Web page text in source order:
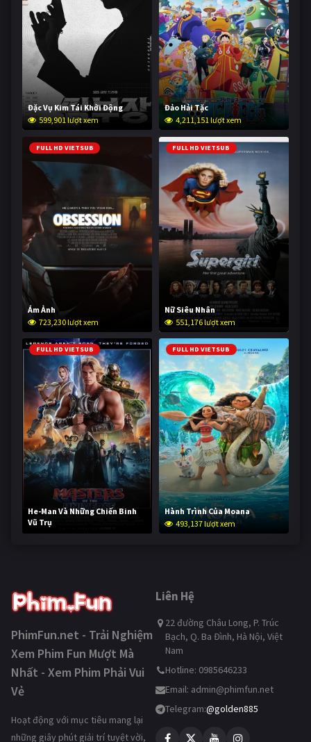
Đặc Vụ Kim Tái Khởi Động
599,901 lượt xem
Đảo Hải Tặc
4,211,151 lượt xem
FULL HD VIETSUB
Ám Ảnh
723,230 lượt xem
FULL HD VIETSUB
Nữ Siêu Nhân
551,176 lượt xem
FULL HD VIETSUB
He-Man Và Những Chiến Binh
Vũ Trụ
242,063 lượt xem
FULL HD VIETSUB
Hành Trình Của Moana
493,137 lượt xem
PhimFun.net - Trải Nghiệm
Xem Phim Fun Mượt Mà
Nhất - Xem Phim Phải Vui
Vẻ
Hoạt động với mục tiêu mang lại
những giây phút giải trí tuyệt vời,
Liên Hệ
22 đường Châu Long, P. Trúc
Bạch, Q. Ba Đình, Hà Nội, Việt
Nam
Hotline: 0985646233
Email: admin@phimfun.net
Telegram:@golden885